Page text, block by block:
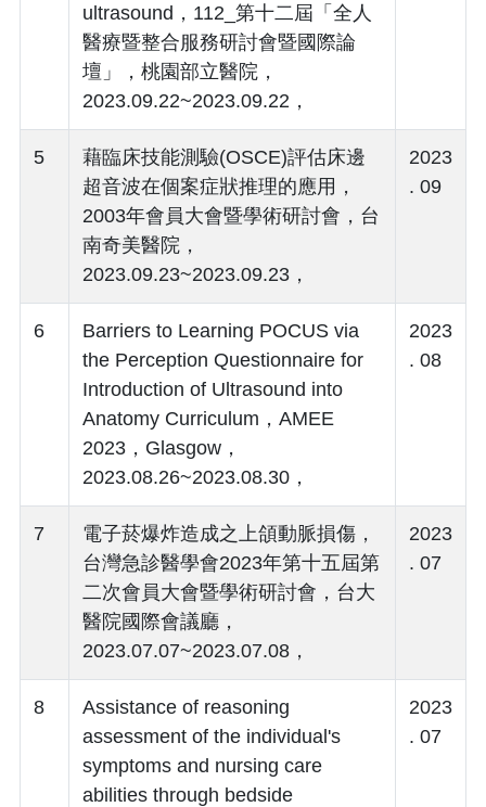
ultrasound，112_第十二屆「全人
醫療暨整合服務研討會暨國際論
壇」，桃園部立醫院，
2023.09.22~2023.09.22，
5
藉臨床技能測驗(OSCE)評估床邊
超音波在個案症狀推理的應用，
2003年會員大會暨學術研討會，台
南奇美醫院，
2023.09.23~2023.09.23，
2023
. 09
6
Barriers to Learning POCUS via
the Perception Questionnaire for
Introduction of Ultrasound into
Anatomy Curriculum，AMEE
2023，Glasgow，
2023.08.26~2023.08.30，
2023
. 08
7
電子菸爆炸造成之上頜動脈損傷，
台灣急診醫學會2023年第十五屆第
二次會員大會暨學術研討會，台大
醫院國際會議廳，
2023.07.07~2023.07.08，
2023
. 07
8
Assistance of reasoning
assessment of the individual's
symptoms and nursing care
abilities through bedside
2023
. 07